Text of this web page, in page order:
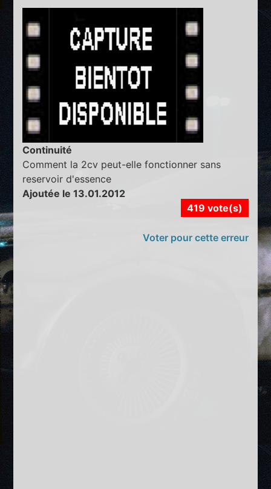
Continuité
Comment la 2cv peut-elle fonctionner sans
reservoir d'essence
Ajoutée le 13.01.2012
419 vote(s)
Voter pour cette erreur